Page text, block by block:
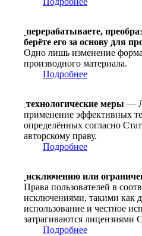
перерабатываете,
берёте его за основу для
Одно лишь изменение
производного материала.
Подробнее
технологические меры —
применение эффективных
определённых согласно
авторскому праву.
Подробнее
исключению или
Права пользователей в
исключениями, такими как
использование и честное
затрагиваются лицензиями
Подробнее